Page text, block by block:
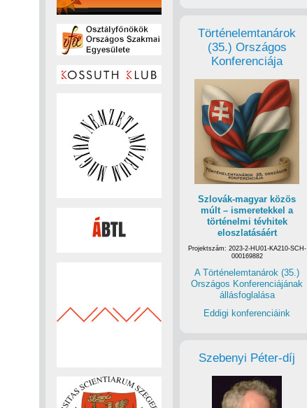
Történelemtanárok
(35.) Országos
Konferenciája
Szlovák-magyar közös
múlt – ismeretekkel a
történelmi tévhitek
eloszlatásáért
Projektszám: 2023-2-HU01-KA210-SCH-
000169882
A Történelemtanárok (35.)
Országos Konferenciájának
állásfoglalása
Eddigi konferenciáink
Szebenyi Péter-díj